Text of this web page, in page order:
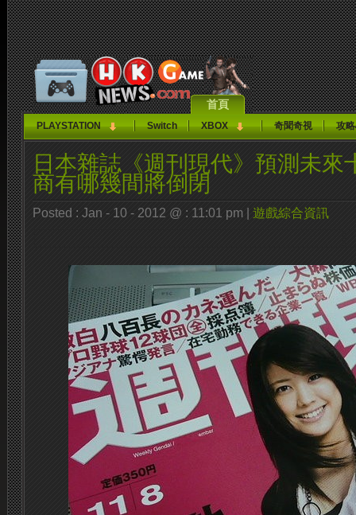
首頁
PLAYSTATION Switch XBOX 奇聞奇視 攻
日本雜誌《週刊現代》預測未來
商有哪幾間將倒閉
Posted : Jan - 10 - 2012 @ : 11:01 pm | 遊戲綜合資訊